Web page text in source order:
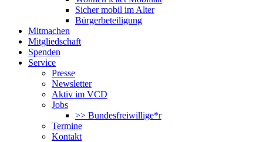
Sicher mobil im Alter
Bürgerbeteiligung
Mitmachen
Mitgliedschaft
Spenden
Service
Presse
Newsletter
Aktiv im VCD
Jobs
>> Bundesfreiwillige*r
Termine
Kontakt